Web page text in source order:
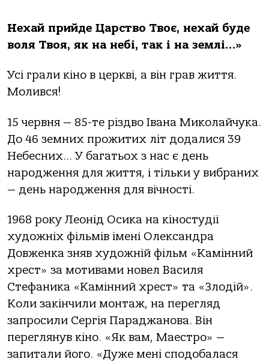
Нехай прийде Царство Твоє, нехай буде
воля Твоя, як на небі, так і на землі…»
Усі грали кіно в церкві, а він грав життя.
Молився!
15 червня — 85-те різдво Івана Миколайчука.
До 46 земних прожитих літ додалися 39
Небесних… У багатьох з нас є день
народження для життя, і тільки у вибраних
— день народження для вічності.
1968 року Леонід Осика на кіностудії
художніх фільмів імені Олександра
Довженка зняв художній фільм «Камінний
хрест» за мотивами новел Василя
Стефаника «Камінний хрест» та «Злодій».
Коли закінчили монтаж, на перегляд
запросили Сергія Параджанова. Він
переглянув кіно. «Як вам, Маестро» —
запитали його. «Дуже мені сподобалася